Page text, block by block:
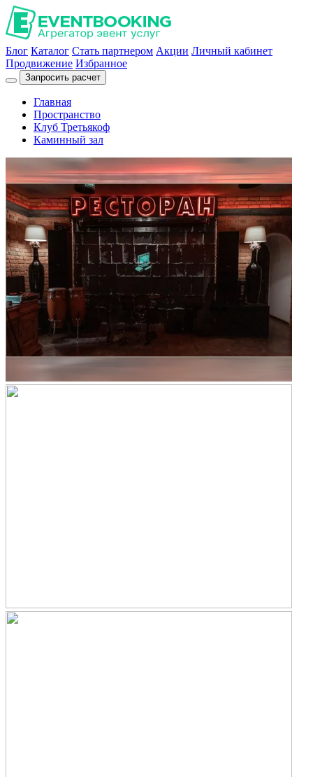
Блог Каталог Стать партнером Акции Личный кабинет
Продвижение Избранное
Запросить расчет
Главная
Пространство
Клуб Третьякоф
Каминный зал